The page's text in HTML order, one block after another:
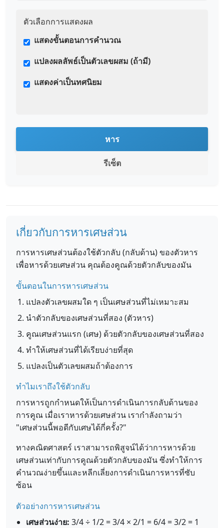
ตัวเลือกการแสดงผล
แสดงขั้นตอนการคำนวณ
แปลงผลลัพธ์เป็นตัวเลขผสม (ถ้ามี)
แสดงค่าเป็นทศนิยม
หาร
รีเซ็ต
เกี่ยวกับการหารเศษส่วน
การหารเศษส่วนต้องใช้ตัวกลับ (กลับด้าน) ของตัวหาร
เพื่อหารด้วยเศษส่วน คุณต้องคูณด้วยตัวกลับของมัน
ขั้นตอนในการหารเศษส่วน
แปลงตัวเลขผสมใด ๆ เป็นเศษส่วนที่ไม่เหมาะสม
นำตัวกลับของเศษส่วนที่สอง (ตัวหาร)
คูณเศษส่วนแรก (เศษ) ด้วยตัวกลับของเศษส่วนที่สอง
ทำให้เศษส่วนที่ได้เรียบง่ายที่สุด
แปลงเป็นตัวเลขผสมถ้าต้องการ
ทำไมเราถึงใช้ตัวกลับ
การหารถูกกำหนดให้เป็นการดำเนินการกลับด้านของ
การคูณ เมื่อเราหารด้วยเศษส่วน เรากำลังถามว่า
"เศษส่วนนี้พอดีกับเศษได้กี่ครั้ง?"
ทางคณิตศาสตร์ เราสามารถพิสูจน์ได้ว่าการหารด้วย
เศษส่วนเท่ากับการคูณด้วยตัวกลับของมัน ซึ่งทำให้การ
คำนวณง่ายขึ้นและหลีกเลี่ยงการดำเนินการหารที่ซับ
ซ้อน
ตัวอย่างการหารเศษส่วน
เศษส่วนง่าย: 3/4 ÷ 1/2 = 3/4 × 2/1 = 6/4 = 3/2 = 1